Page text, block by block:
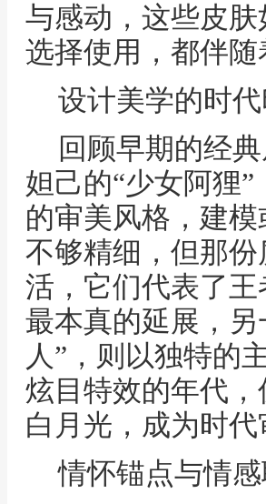
与感动，这些皮
选择使用，都伴
设计美学的时
回顾早期的经
妲己的“少女阿狸
的审美风格，建
不够精细，但那
活，它们代表了
最本真的延展，另
人”，则以独特的
炫目特效的年代
白月光，成为时
情怀锚点与情